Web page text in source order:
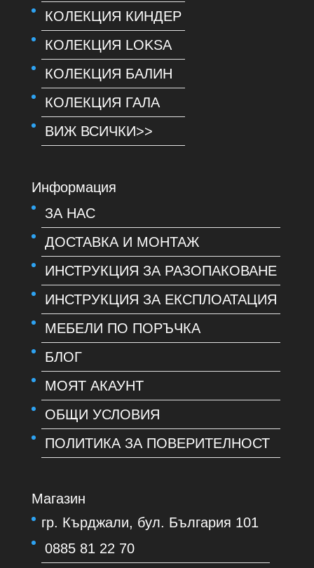
КОЛЕКЦИЯ КИНДЕР
КОЛЕКЦИЯ LOKSA
КОЛЕКЦИЯ БАЛИН
КОЛЕКЦИЯ ГАЛА
ВИЖ ВСИЧКИ>>
Информация
ЗА НАС
ДОСТАВКА И МОНТАЖ
ИНСТРУКЦИЯ ЗА РАЗОПАКОВАНЕ
ИНСТРУКЦИЯ ЗА ЕКСПЛОАТАЦИЯ
МЕБЕЛИ ПО ПОРЪЧКА
БЛОГ
МОЯТ АКАУНТ
ОБЩИ УСЛОВИЯ
ПОЛИТИКА ЗА ПОВЕРИТЕЛНОСТ
Магазин
гр. Кърджали, бул. България 101
0885 81 22 70